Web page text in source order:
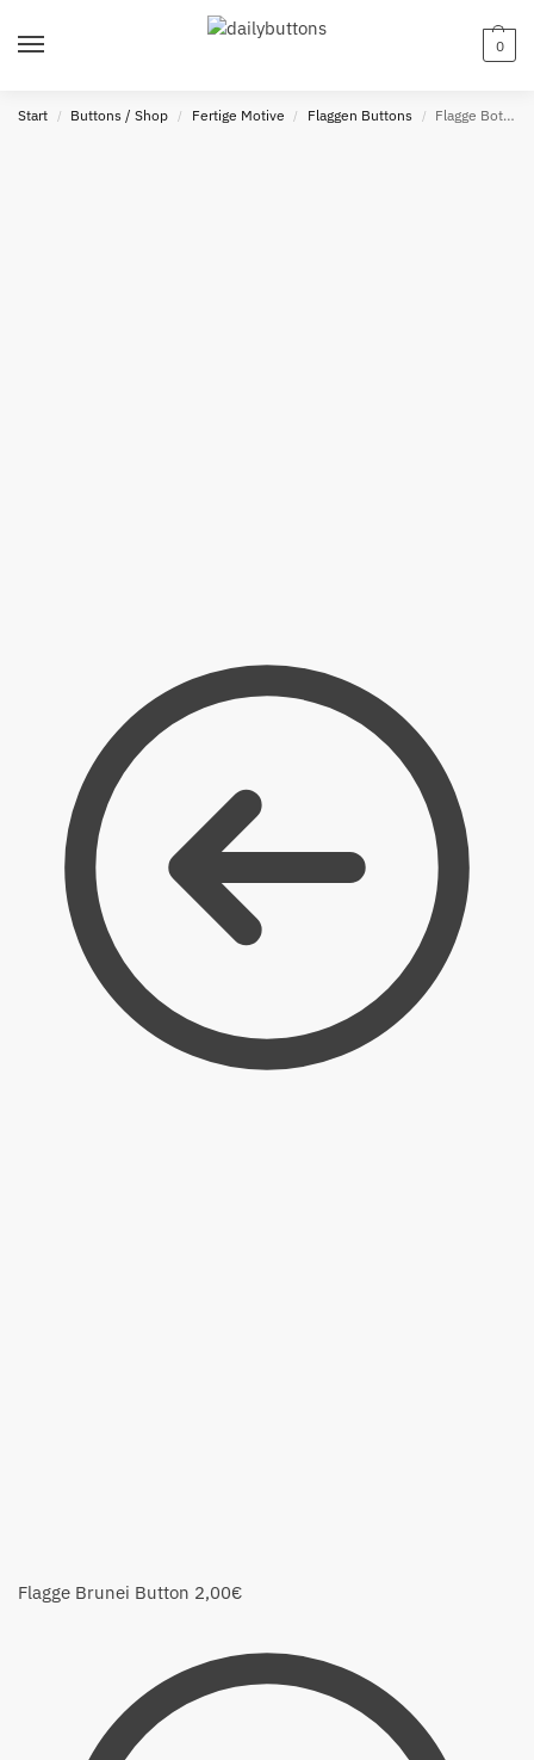
0
Start / Buttons / Shop / Fertige Motive / Flaggen Buttons / Flagge Botswana Button
Flagge Brunei Button 2,00€